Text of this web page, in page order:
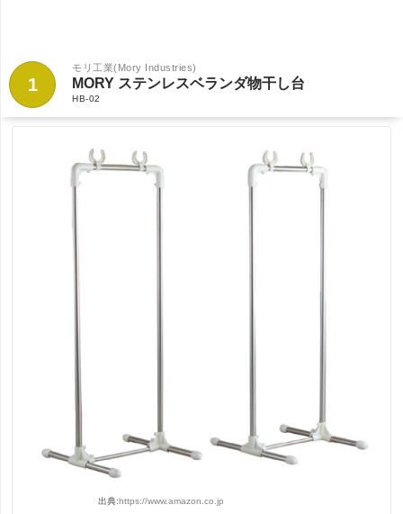
1
モリ工業(Mory Industries)
MORY ステンレスベランダ物干し台
HB-02
出典: https://www.amazon.co.jp